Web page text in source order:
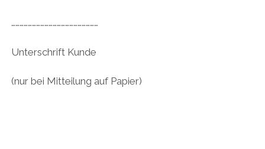
………………………………………………………
Unterschrift Kunde
(nur bei Mitteilung auf Papier)